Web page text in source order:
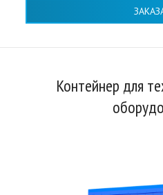
Контейнер для